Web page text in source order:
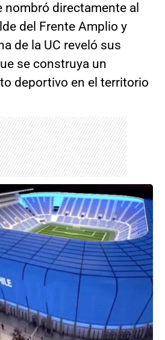
nombró directamente al
del Frente Amplio y
de la UC reveló sus
se construya un
deportivo en el territorio